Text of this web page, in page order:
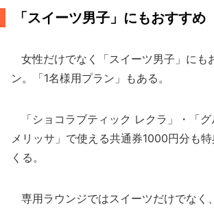
「スイーツ男子」にもおすすめ
女性だけでなく「スイーツ男子」にも
ン。「1名様用プラン」もある。
「ショコラブティック レクラ」・「グ
メリッサ」で使える共通券1000円分も
くる。
専用ラウンジではスイーツだけでなく